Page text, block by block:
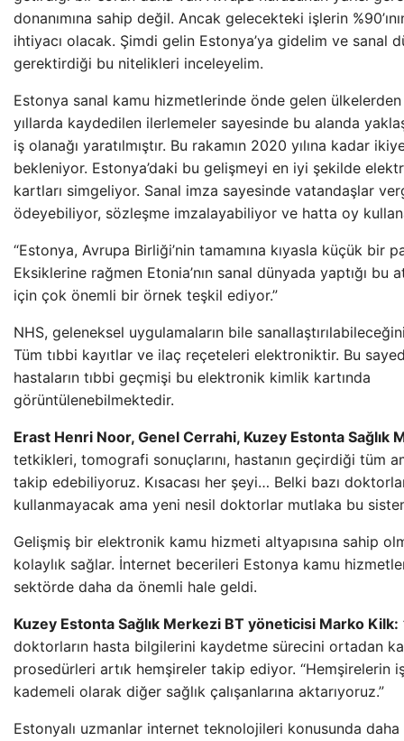
donanımına sahip değil. Ancak gelecekteki işlerin
ihtiyacı olacak. Şimdi gelin Estonya’ya gidelim ve sanal
gerektirdiği bu nitelikleri inceleyelim.
Estonya sanal kamu hizmetlerinde önde gelen ülkelerden
yıllarda kaydedilen ilerlemeler sayesinde bu alanda
iş olanağı yaratılmıştır. Bu rakamın 2020 yılına kadar
bekleniyor. Estonya’daki bu gelişmeyi en iyi şekilde
kartları simgeliyor. Sanal imza sayesinde vatandaşlar
ödeyebiliyor, sözleşme imzalayabiliyor ve hatta oy
“Estonya, Avrupa Birliği’nin tamamına kıyasla küçük bir
Eksiklerine rağmen Etonia’nın sanal dünyada yaptığı bu
için çok önemli bir örnek teşkil ediyor.”
NHS, geleneksel uygulamaların bile
Tüm tıbbi kayıtlar ve ilaç reçeteleri elektroniktir. Bu
hastaların tıbbi geçmişi bu elektronik kimlik kartında
görüntülenebilmektedir.
Erast Henri Noor, Genel Cerrahi, Kuzey Estonta Sağlık
tetkikleri, tomografi sonuçlarını, hastanın geçirdiği tüm
takip edebiliyoruz. Kısacası her şeyi… Belki bazı
kullanmayacak ama yeni nesil doktorlar mutlaka bu
Gelişmiş bir elektronik kamu hizmeti altyapısına sahip
kolaylık sağlar. İnternet becerileri Estonya kamu
sektörde daha da önemli hale geldi.
Kuzey Estonta Sağlık Merkezi BT yöneticisi Marko Kilk:
doktorların hasta bilgilerini kaydetme sürecini ortadan
prosedürleri artık hemşireler takip ediyor. “Hemşirelerin
kademeli olarak diğer sağlık çalışanlarına aktarıyoruz.”
Estonyalı uzmanlar internet teknolojileri konusunda